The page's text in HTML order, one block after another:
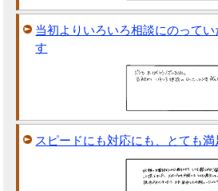
当初よりいろいろ相談にのって
す
スピードにも対応にも、とても